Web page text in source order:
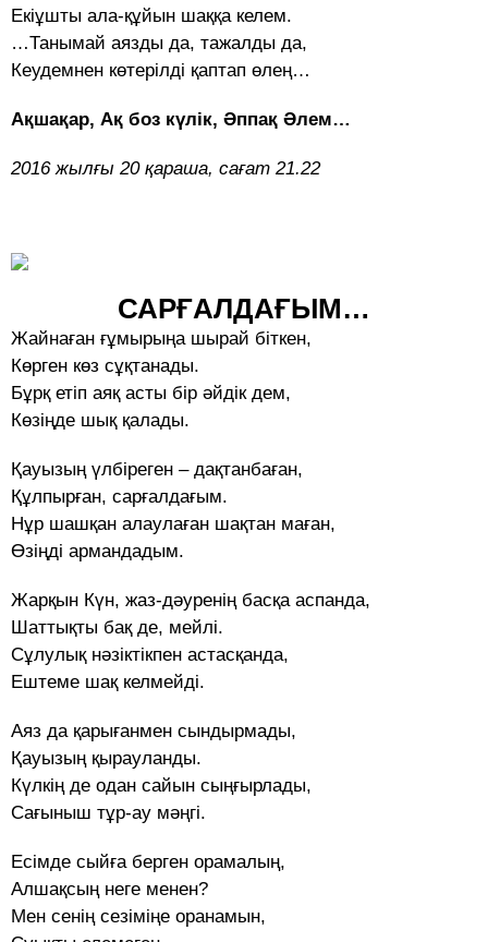
Екіұшты ала-құйын шаққа келем.
…Танымай аязды да, тажалды да,
Кеудемнен көтерілді қаптап өлең…
Ақшақар, Ақ боз күлік, Әппақ Әлем…
2016 жылғы 20 қараша, сағат 21.22
САРҒАЛДАҒЫМ…
Жайнаған ғұмырыңа шырай біткен,
Көрген көз сұқтанады.
Бұрқ етіп аяқ асты бір әйдік дем,
Көзіңде шық қалады.
Қауызың үлбіреген – дақтанбаған,
Құлпырған, сарғалдағым.
Нұр шашқан алаулаған шақтан маған,
Өзіңді армандадым.
Жарқын Күн, жаз-дәуренің басқа аспанда,
Шаттықты бақ де, мейлі.
Сұлулық нәзіктікпен астасқанда,
Ештеме шақ келмейді.
Аяз да қарығанмен сындырмады,
Қауызың қырауланды.
Күлкің де одан сайын сыңғырлады,
Сағыныш тұр-ау мәңгі.
Есімде сыйға берген орамалың,
Алшақсың неге менен?
Мен сенің сезіміңе оранамын,